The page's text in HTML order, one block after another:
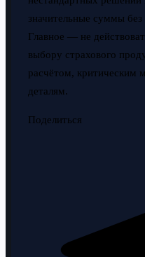
значительные суммы без
Главное — не
выбору страхового
расчётом,
деталям.
Поделиться